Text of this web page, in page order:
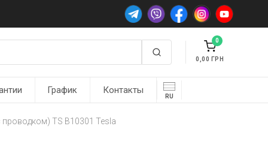
0
0,00
График Контакты
RU
TS B10301 Tesla